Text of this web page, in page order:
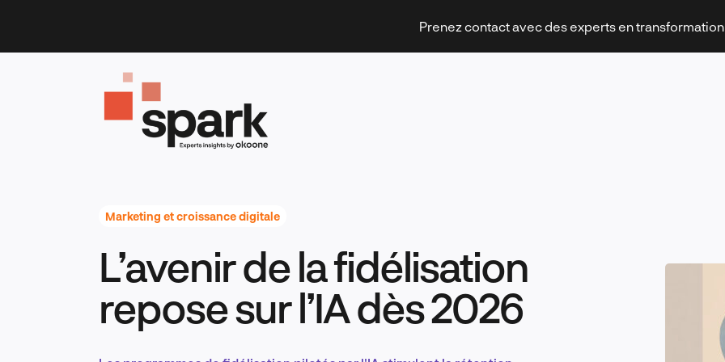
content
Prenez contact avec des experts en transformation
Technologies et innovation
Marketing et croissance digitale
L’avenir de la fidélisation
repose sur l’IA dès 2026